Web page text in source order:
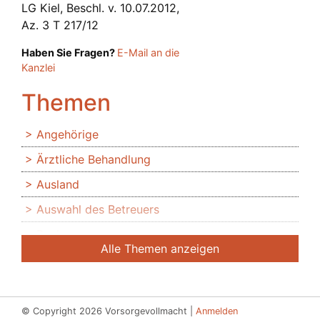
LG Kiel, Beschl. v. 10.07.2012,
Az. 3 T 217/12
Haben Sie Fragen? E-Mail an die
Kanzlei
Themen
Angehörige
Ärztliche Behandlung
Ausland
Auswahl des Betreuers
Banken
Bedingte Vollmacht
Beglaubigung
Alle Themen anzeigen
© Copyright 2026 Vorsorgevollmacht | Anmelden